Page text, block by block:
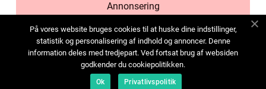
Annonsering
Cookies
Kontakta oss
Sitemap
På vores website bruges cookies til at huske dine indstillinger,
statistik og personalisering af indhold og annoncer. Denne
information deles med tredjepart. Ved fortsat brug af websiden
godkender du cookiepolitikken.
Ok Privatlivspolitik